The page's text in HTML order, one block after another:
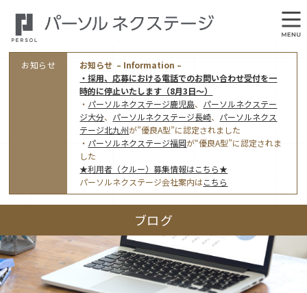
オフィス案内・アクセス
アクセストップ
福岡オフィス
鹿児島オフィス
事業モデルと仕事内容
ワークスタイル
指定就労継続支援Ａ型事業所にかかる情報公表
採用情報トップ
利用者（クルー）募集
お知らせ
お知らせ – Information –
・採用、応募における電話でのお問い合わせ受付を一
時的に停止いたします（8月3日～）
・ パーソルネクステージ鹿児島、 パーソルネクステー
ジ大分、 パーソルネクステージ長崎、 パーソルネクス
テージ北九州が”優良A型”に認定されました
・ パーソルネクステージ福岡が“優良A型”に認定されま
した
★利用者（クルー）募集情報はこちら★
パーソルネクステージ会社案内はこちら
ブログ